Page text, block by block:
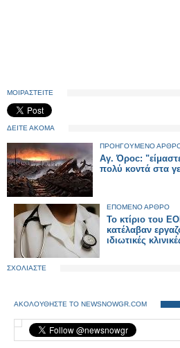
ΜΟΙΡΑΣΤΕΙΤΕ
ΔΕΙΤΕ ΑΚΟΜΑ
ΠΡΟΗΓΟΥΜΕΝΟ
Αγ. Όροc:
πολύ κοντά στα
ΕΠΟΜΕΝΟ ΑΡΘΡΟ
Το κτίριο του
κατέλαβαν
ιδιωτικές
ΣΧΟΛΙΑΣΤΕ
ΑΚΟΛΟΥΘΗΣΤΕ ΤΟ NEWSNOWGR.COM